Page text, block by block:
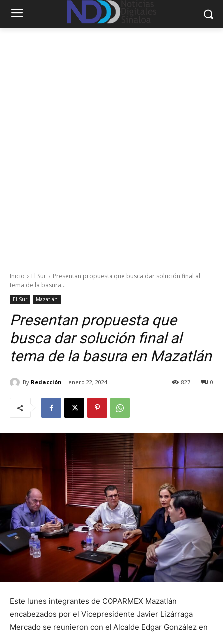
Inicio El Sur
Presentan propuesta que busca dar solución final al
tema de la basura...
El Sur Mazatlán
Presentan propuesta que
busca dar solución final al
tema de la basura en Mazatlán
By Redacción enero 22, 2024 0
827
Este lunes integrantes de COPARMEX Mazatlán
encabezados por el Vicepresidente Javier Lizárraga
Mercado se reunieron con el Alcalde Edgar González en